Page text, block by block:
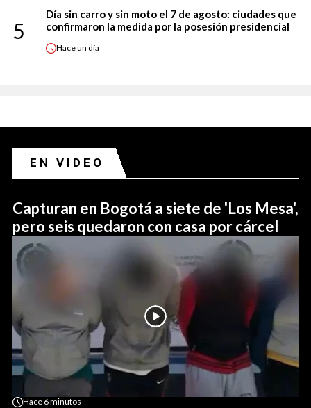
5
Día sin carro y sin moto el 7 de agosto: ciudades que
confirmaron la medida por la posesión presidencial
Haceun día
EN VIDEO
Capturan en Bogotá a siete de 'Los Mesa',
pero seis quedaron con casa por cárcel
Hace 6 minutos